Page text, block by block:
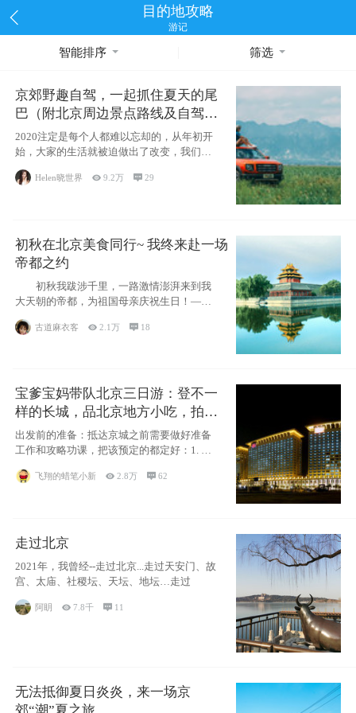
目的地攻略
游记
智能排序 筛选
京郊野趣自驾，一起抓住夏天的尾
巴（附北京周边景点路线及自驾攻
略）
2020注定是每个人都难以忘却的，从年初开
始，大家的生活就被迫做出了改变，我们也
不例外。本来双双辞职是为
Helen晓世界 9.2万 29
初秋在北京美食同行~ 我终来赴一场
帝都之约
初秋我跋涉千里，一路激情澎湃来到我
大天朝的帝都，为祖国母亲庆祝生日！——
古道麻衣客 2.1万  18
宝爹宝妈带队北京三日游：登不一
样的长城，品北京地方小吃，拍盘
古七星夜景！
出发前的准备：抵达京城之前需要做好准备
工作和攻略功课，把该预定的都定好：1. 酒
飞翔的蜡笔小新 2.8万 62
走过北京
2021年，我曾经--走过北京...走过天安门、故
宫、太庙、社稷坛、天坛、地坛…走过
阿眀 7.8千  11
无法抵御夏日炎炎，来一场京